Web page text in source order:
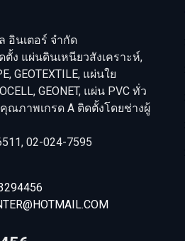
อินเตอร์ จำกัด
ง แผ่นดินเหนียวสังเคราะห์,
GEOTEXTILE, แผ่นใย
GEONET, แผ่น PVC ทั่ว
ณภาพเกรด A ติดตั้งโดยช่างผู้
02-024-7595